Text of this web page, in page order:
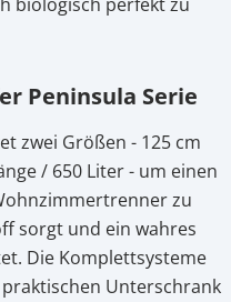
Peninsula Serie
zwei Größen - 125 cm
/ 650 Liter - um einen
zu
sorgt und ein wahres
Die Komplettsysteme
Unterschrank